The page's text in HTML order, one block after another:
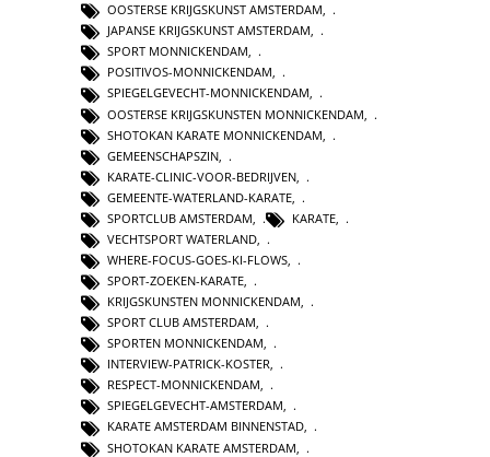
OOSTERSE KRIJGSKUNST AMSTERDAM,
JAPANSE KRIJGSKUNST AMSTERDAM,
SPORT MONNICKENDAM,
POSITIVOS-MONNICKENDAM,
SPIEGELGEVECHT-MONNICKENDAM,
OOSTERSE KRIJGSKUNSTEN MONNICKENDAM
SHOTOKAN KARATE MONNICKENDAM
GEMEENSCHAPSZIN
KARATE-CLINIC-VOOR-BEDRIJVEN
GEMEENTE-WATERLAND-KARATE
SPORTCLUB AMSTERDAM
KARATE
VECHTSPORT WATERLAND
WHERE-FOCUS-GOES-KI-FLOWS
SPORT-ZOEKEN-KARATE,
KRIJGSKUNSTEN MONNICKENDAM,
SPORT CLUB AMSTERDAM,
SPORTEN MONNICKENDAM,
INTERVIEW-PATRICK-KOSTER,
RESPECT-MONNICKENDAM,
SPIEGELGEVECHT-AMSTERDAM,
KARATE AMSTERDAM BINNENSTAD,
SHOTOKAN KARATE AMSTERDAM